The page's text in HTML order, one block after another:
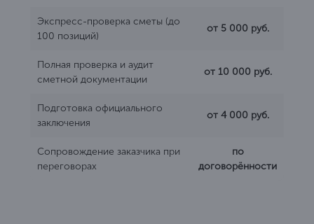
Экспресс-проверка сметы (до
100 позиций)
от 5 000 руб.
Полная проверка и аудит
сметной документации
от 10 000 руб.
Подготовка официального
заключения
от 4 000 руб.
Сопровождение заказчика при
переговорах
по
договорённости